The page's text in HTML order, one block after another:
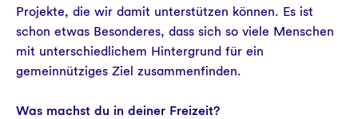
Projekte, die wir damit unterstützen können. Es ist
schon etwas Besonderes, dass sich so viele Menschen
mit unterschiedlichem Hintergrund für ein
gemeinnütziges Ziel zusammenfinden.
Was machst du in deiner Freizeit?